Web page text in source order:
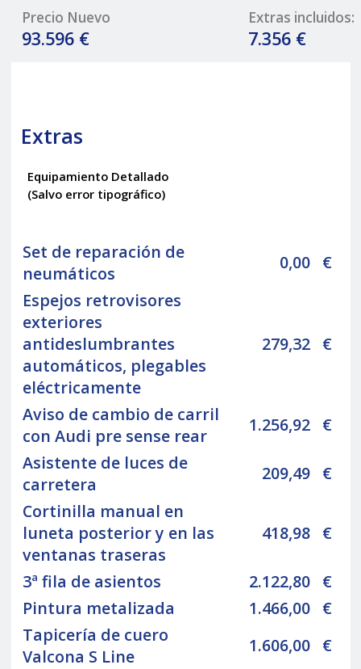
Precio Nuevo
93.596 €
Extras incluidos:
7.356 €
Extras
Equipamiento Detallado
(Salvo error tipográfico)
Set de reparación de
neumáticos
0,00 €
Espejos retrovisores
exteriores
antideslumbrantes
automáticos, plegables
eléctricamente
279,32 €
Aviso de cambio de carril
con Audi pre sense rear
1.256,92 €
Asistente de luces de
carretera
209,49 €
Cortinilla manual en
luneta posterior y en las
ventanas traseras
418,98 €
3ª fila de asientos 2.122,80 €
Pintura metalizada
1.466,00 €
Tapicería de cuero
Valcona S Line
1.606,00 €